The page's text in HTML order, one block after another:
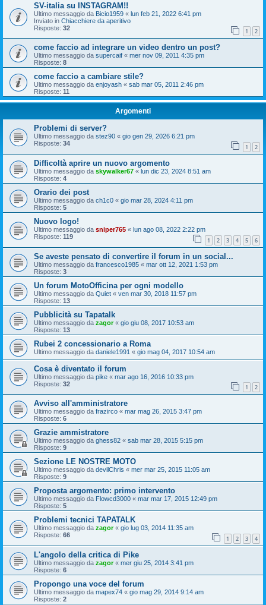
SV-italia su INSTAGRAM!!
Ultimo messaggio da Bicio1959 « lun feb 21, 2022 6:41 pm
Inviato in Chiacchiere da aperitivo
Risposte: 32 1 2
come faccio ad integrare un video dentro un post?
Ultimo messaggio da supercaif « mer nov 09, 2011 4:35 pm
Risposte: 8
come faccio a cambiare stile?
Ultimo messaggio da enjoyash « sab mar 05, 2011 2:46 pm
Risposte: 11
Argomenti
Problemi di server?
Ultimo messaggio da stez90 « gio gen 29, 2026 6:21 pm
Risposte: 34 1 2
Difficoltà aprire un nuovo argomento
Ultimo messaggio da skywalker67 « lun dic 23, 2024 8:51 am
Risposte: 4
Orario dei post
Ultimo messaggio da ch1c0 « gio mar 28, 2024 4:11 pm
Risposte: 5
Nuovo logo!
Ultimo messaggio da sniper765 « lun ago 08, 2022 2:22 pm
Risposte: 119 1 2 3 4 5 6
Se aveste pensato di convertire il forum in un social...
Ultimo messaggio da francesco1985 « mar ott 12, 2021 1:53 pm
Risposte: 3
Un forum MotoOfficina per ogni modello
Ultimo messaggio da Quiet « ven mar 30, 2018 11:57 pm
Risposte: 13
Pubblicità su Tapatalk
Ultimo messaggio da zagor« gio giu 08, 2017 10:53 am
Risposte: 13
Rubei 2 concessionario a Roma
Ultimo messaggio da daniele1991 « gio mag 04, 2017 10:54 am
Cosa è diventato il forum
Ultimo messaggio da pike « mar ago 16, 2016 10:33 pm
Risposte: 32 1 2
Avviso all'amministratore
Ultimo messaggio da frazirco « mar mag 26, 2015 3:47 pm
Risposte: 6
Grazie ammistratore
Ultimo messaggio da ghess82 « sab mar 28, 2015 5:15 pm
Risposte: 9
Sezione LE NOSTRE MOTO
Ultimo messaggio da devilChris « mer mar 25, 2015 11:05 am
Risposte: 9
Proposta argomento: primo intervento
Ultimo messaggio da Flowcd3000 « mar mar 17, 2015 12:49 pm
Risposte: 5
Problemi tecnici TAPATALK
Ultimo messaggio da zagor« gio lug 03, 2014 11:35 am
Risposte: 66 1 2 3 4
L'angolo della critica di Pike
Ultimo messaggio da zagor« mer giu 25, 2014 3:41 pm
Risposte: 6
Propongo una voce del forum
Ultimo messaggio da mapex74 « gio mag 29, 2014 9:14 am
Risposte: 2